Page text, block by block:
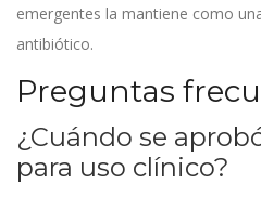
emergentes la mantiene como
antibiótico.
Preguntas
¿Cuándo se
para uso clínico?